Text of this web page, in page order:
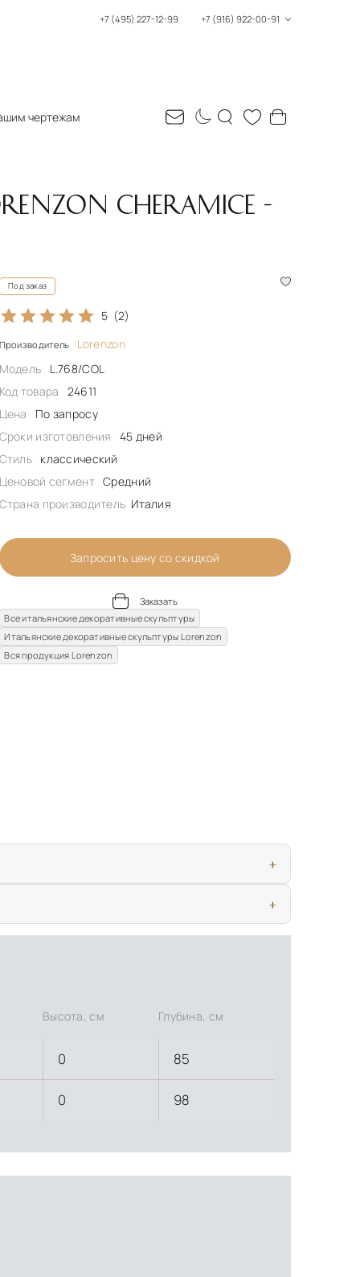
+7 (495) 227-12-99 +7 (916) 922-00-91
чертежам
CHERAMICE -
Под заказ
5 (2)
Производитель
Lorenzon
Модель
L.768/COL
Код товара
24611
Цена
По запросу
Сроки изготовления
45 дней
Стиль классический
Ценовой сегмент Средний
Страна производитель Италия
Запросить цену со скидкой
Заказать
Все итальянские декоративные скульптуры
Итальянские декоративные скульптуры Lorenzon
Вся продукция Lorenzon
Высота, см Глубина, см
0 85
0 98